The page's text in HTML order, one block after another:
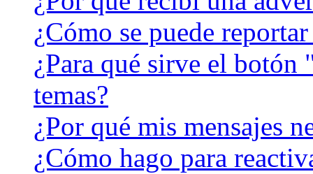
¿Cómo se puede
¿Para qué sirve el
temas?
¿Por qué mis mensajes
¿Cómo hago para